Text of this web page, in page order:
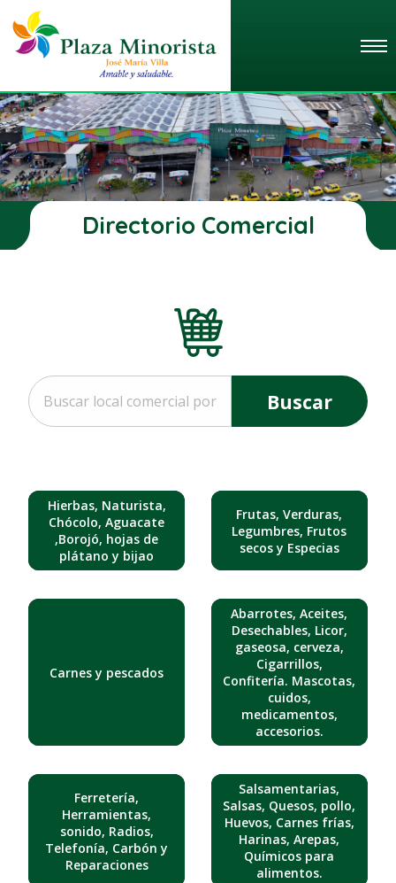
Directorio Comercial
Buscar
Hierbas, Naturista,
Chócolo, Aguacate
,Borojó, hojas de
plátano y bijao
Frutas, Verduras,
Legumbres, Frutos
secos y Especias
Carnes y pescados
Abarrotes, Aceites,
Desechables, Licor,
gaseosa, cerveza,
Cigarrillos,
Confitería. Mascotas,
cuidos,
medicamentos,
accesorios.
Ferretería,
Herramientas,
sonido, Radios,
Telefonía, Carbón y
Reparaciones
Salsamentarias,
Salsas, Quesos, pollo,
Huevos, Carnes frías,
Harinas, Arepas,
Químicos para
alimentos.